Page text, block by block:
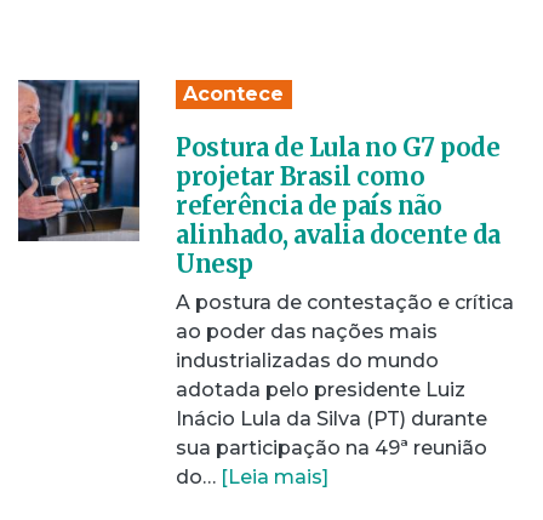
Acontece
Postura de Lula no G7 pode
projetar Brasil como
referência de país não
alinhado, avalia docente da
Unesp
A postura de contestação e crítica
ao poder das nações mais
industrializadas do mundo
adotada pelo presidente Luiz
Inácio Lula da Silva (PT) durante
sua participação na 49ª reunião
do… [Leia mais]